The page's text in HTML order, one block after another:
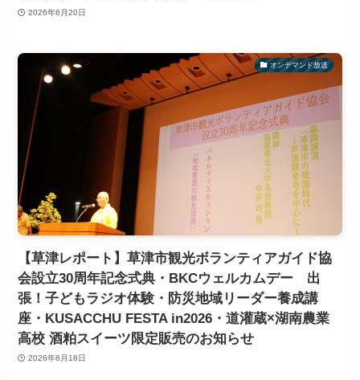
2026年6月20日
オンデマンド放送
【草津レポート】草津市観光ボランティアガイド協
会設立30周年記念式典・BKCウェルカムデー 出
張！子どもラジオ体験・防災地域リーダー養成講
座・KUSACCHU FESTA in2026・道灌蔵×湖南農業
高校 酒粕スイーツ限定販売のお知らせ
2026年6月18日